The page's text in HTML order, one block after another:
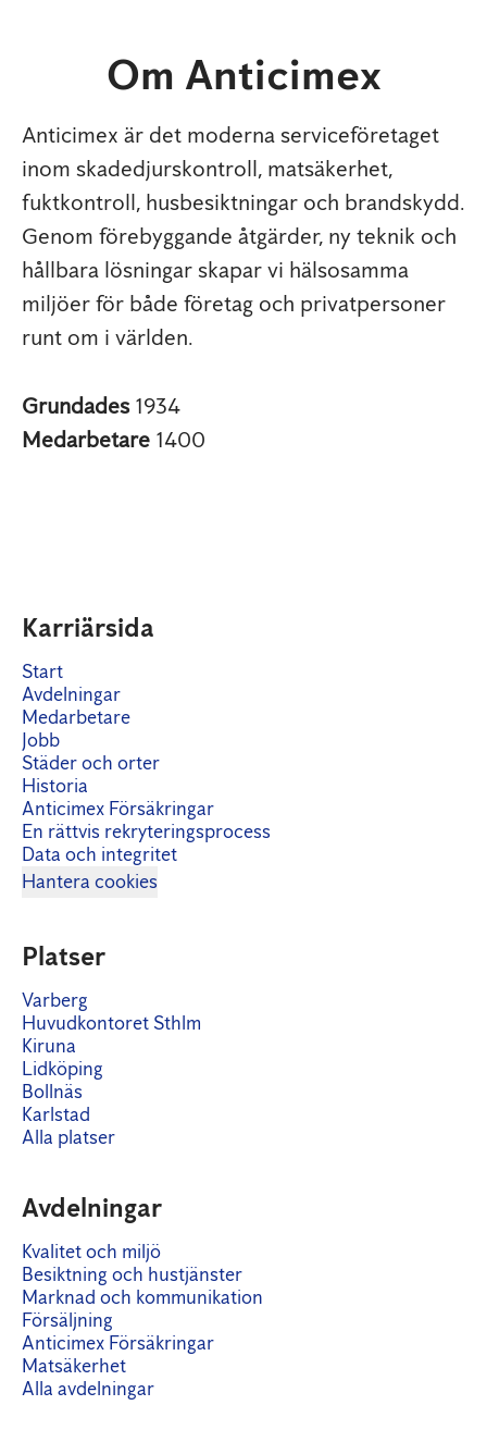
Om Anticimex
Anticimex är det moderna serviceföretaget
inom skadedjurskontroll, matsäkerhet,
fuktkontroll, husbesiktningar och brandskydd.
Genom förebyggande åtgärder, ny teknik och
hållbara lösningar skapar vi hälsosamma
miljöer för både företag och privatpersoner
runt om i världen.
Grundades 1934
Medarbetare 1400
Karriärsida
Start
Avdelningar
Medarbetare
Jobb
Städer och orter
Historia
Anticimex Försäkringar
En rättvis rekryteringsprocess
Data och integritet
Hantera cookies
Platser
Varberg
Huvudkontoret Sthlm
Kiruna
Lidköping
Bollnäs
Karlstad
Alla platser
Avdelningar
Kvalitet och miljö
Besiktning och hustjänster
Marknad och kommunikation
Försäljning
Anticimex Försäkringar
Matsäkerhet
Alla avdelningar